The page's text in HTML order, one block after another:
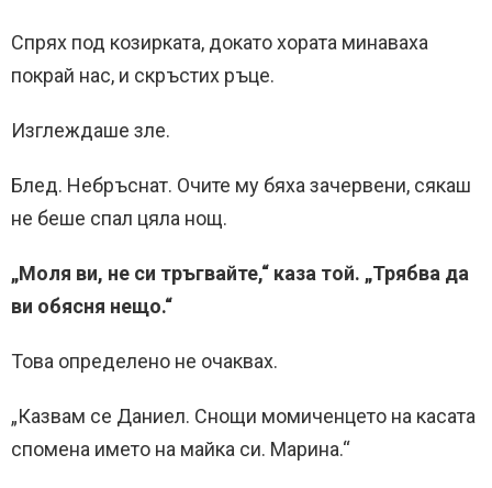
Спрях под козирката, докато хората минаваха
покрай нас, и скръстих ръце.
Изглеждаше зле.
Блед. Небръснат. Очите му бяха зачервени, сякаш
не беше спал цяла нощ.
„Моля ви, не си тръгвайте,“ каза той. „Трябва да
ви обясня нещо.“
Това определено не очаквах.
„Казвам се Даниел. Снощи момиченцето на касата
спомена името на майка си. Марина.“